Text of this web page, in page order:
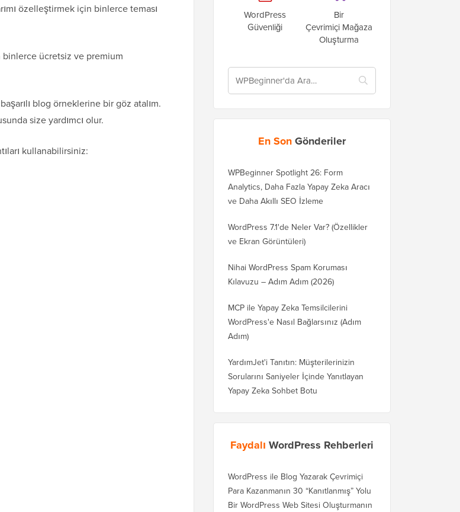
özelleştirmek için binlerce teması
ücretsiz ve premium
blog örneklerine bir göz atalım.
size yardımcı olur.
kullanabilirsiniz:
WordPress
Güvenliği
Bir
Çevrimiçi Mağaza
Oluşturma
En SonGönderiler
WPBeginner Spotlight 26: Form
Analytics, Daha Fazla Yapay Zeka Aracı
ve Daha Akıllı SEO İzleme
WordPress 7.1'de Neler Var? (Özellikler
ve Ekran Görüntüleri)
Nihai WordPress Spam Koruması
Kılavuzu – Adım Adım (2026)
MCP ile Yapay Zeka Temsilcilerini
WordPress'e Nasıl Bağlarsınız (Adım
Adım)
YardımJet'i Tanıtın: Müşterilerinizin
Sorularını Saniyeler İçinde Yanıtlayan
Yapay Zeka Sohbet Botu
Faydalı WordPress Rehberleri
WordPress ile Blog Yazarak Çevrimiçi
Para Kazanmanın 30 “Kanıtlanmış” Yolu
Bir WordPress Web Sitesi Oluşturmanın